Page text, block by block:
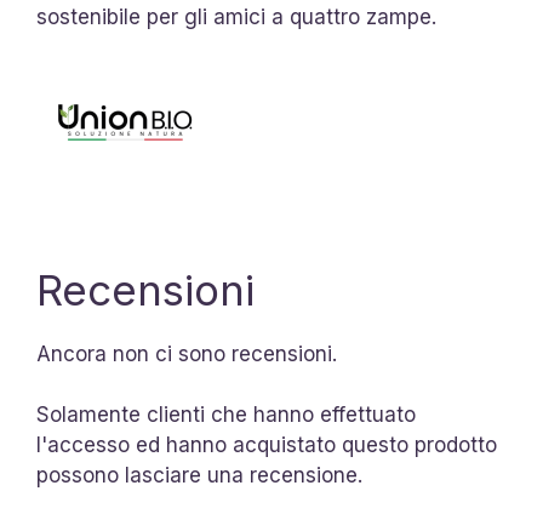
sostenibile per gli amici a quattro zampe.
Recensioni
Ancora non ci sono recensioni.
Solamente clienti che hanno effettuato
l'accesso ed hanno acquistato questo prodotto
possono lasciare una recensione.